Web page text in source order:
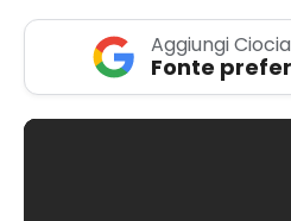
Aggiungi
Fonte